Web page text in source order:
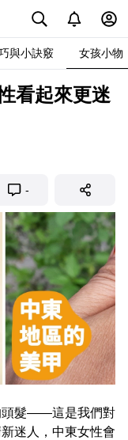
與小訣竅 女孩小物
看起來更迷
-
頭髮——這是我們對
迷人，中東女性會